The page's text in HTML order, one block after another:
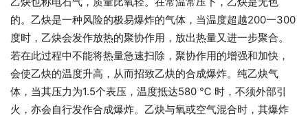
的。乙炔是一种风险的极易爆炸的气体，当温度超越200一300
度时，乙炔会发作放热的聚协作用，放出热量又进一步聚合。
若在此过程中不能将热量急速扫除，聚协作用的增强和加快，
会使乙炔的温度升高，从而招致乙炔的合成爆炸。纯乙炔气
体，当其压力为1.5个表压，温度抵达580 ℃ 时，不须外部引
火，亦会自行发作合成爆炸。乙炔与氧或空气混合时，其爆炸